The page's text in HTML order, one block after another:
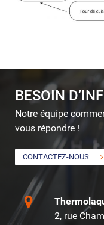
BESOIN
Notre équipe
vous répondre !
CONTACTEZ-NOUS
2, rue